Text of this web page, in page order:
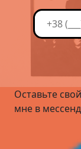
Оставьте
мне в